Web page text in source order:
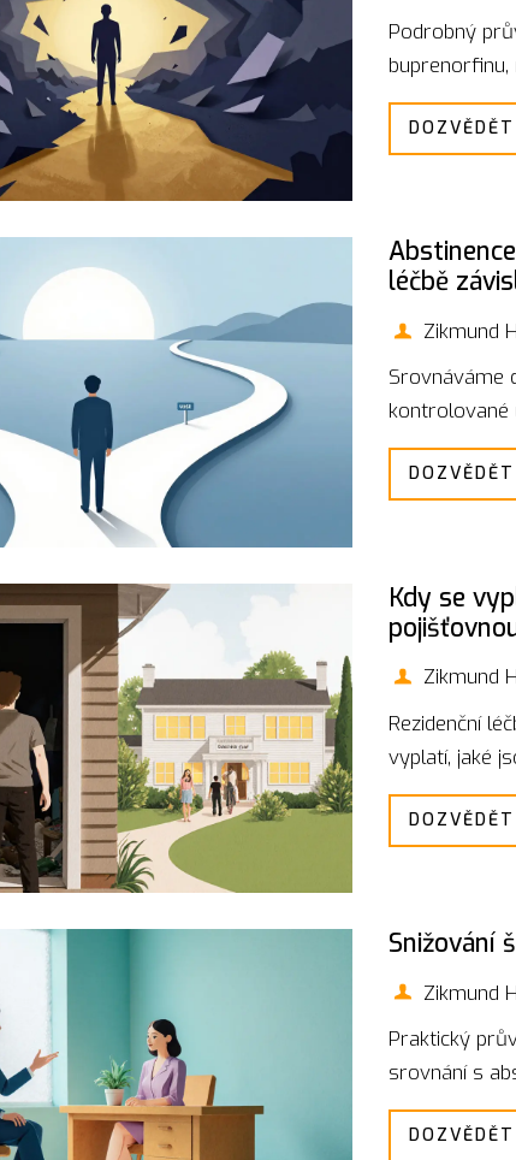
Podrobný
léčbě
Zikmund
Srovnáváme
kontrolované
Kdy se
Zikmund
Rezidenční
vyplatí, jaké
Snižování
Zikmund
Praktický
srovnání s